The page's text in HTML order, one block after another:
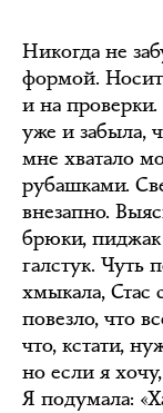
Никогда не
формой. Носит
и на
уже и забыла,
мне хватало
рубашками.
внезапно.
брюки,
галстук. Чуть
хмыкала, Стас
повезло, что
что, кстати,
но если я
Я подумала: